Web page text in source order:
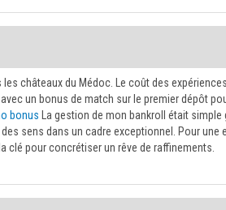
châteaux du Médoc. Le coût des
un bonus de match sur le premier dépôt
bonus La gestion de mon bankroll était
sens dans un cadre exceptionnel. Pour
clé pour concrétiser un rêve de raffinements.